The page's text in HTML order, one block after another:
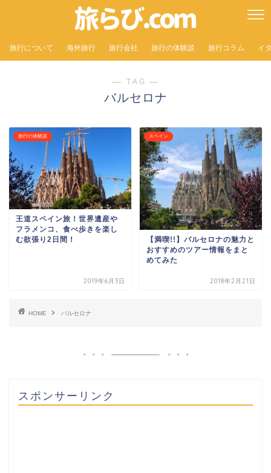
旅行について 海外旅行 旅行会社 旅行の体験談 旅行コラム イ
― TAG ―
バルセロナ
旅行の体験談
王道スペイン旅！世界遺産や
フラメンコ、食べ歩きを楽し
む欲張り2日間！
2019年6月3日
スペイン
【満喫!!】バルセロナの魅力と
おすすめのツアー情報をまと
めてみた
2018年2月21日
HOME バルセロナ
スポンサーリンク